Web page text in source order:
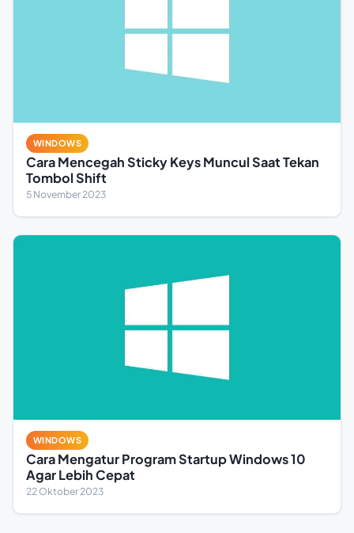
WINDOWS
Cara Mencegah Sticky Keys Muncul Saat Tekan
Tombol Shift
5 November 2023
WINDOWS
Cara Mengatur Program Startup Windows 10
Agar Lebih Cepat
22 Oktober 2023